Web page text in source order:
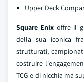
Upper Deck
Square Enix offre il
della sua iconica
strutturati,
costruire
TCG e di nicchia ma